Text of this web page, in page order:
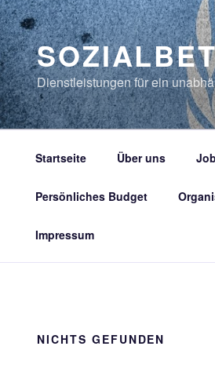
Dienstleistungen für ein
Startseite Über uns
Persönliches Budget
Impressum
NICHTS GEFUNDEN